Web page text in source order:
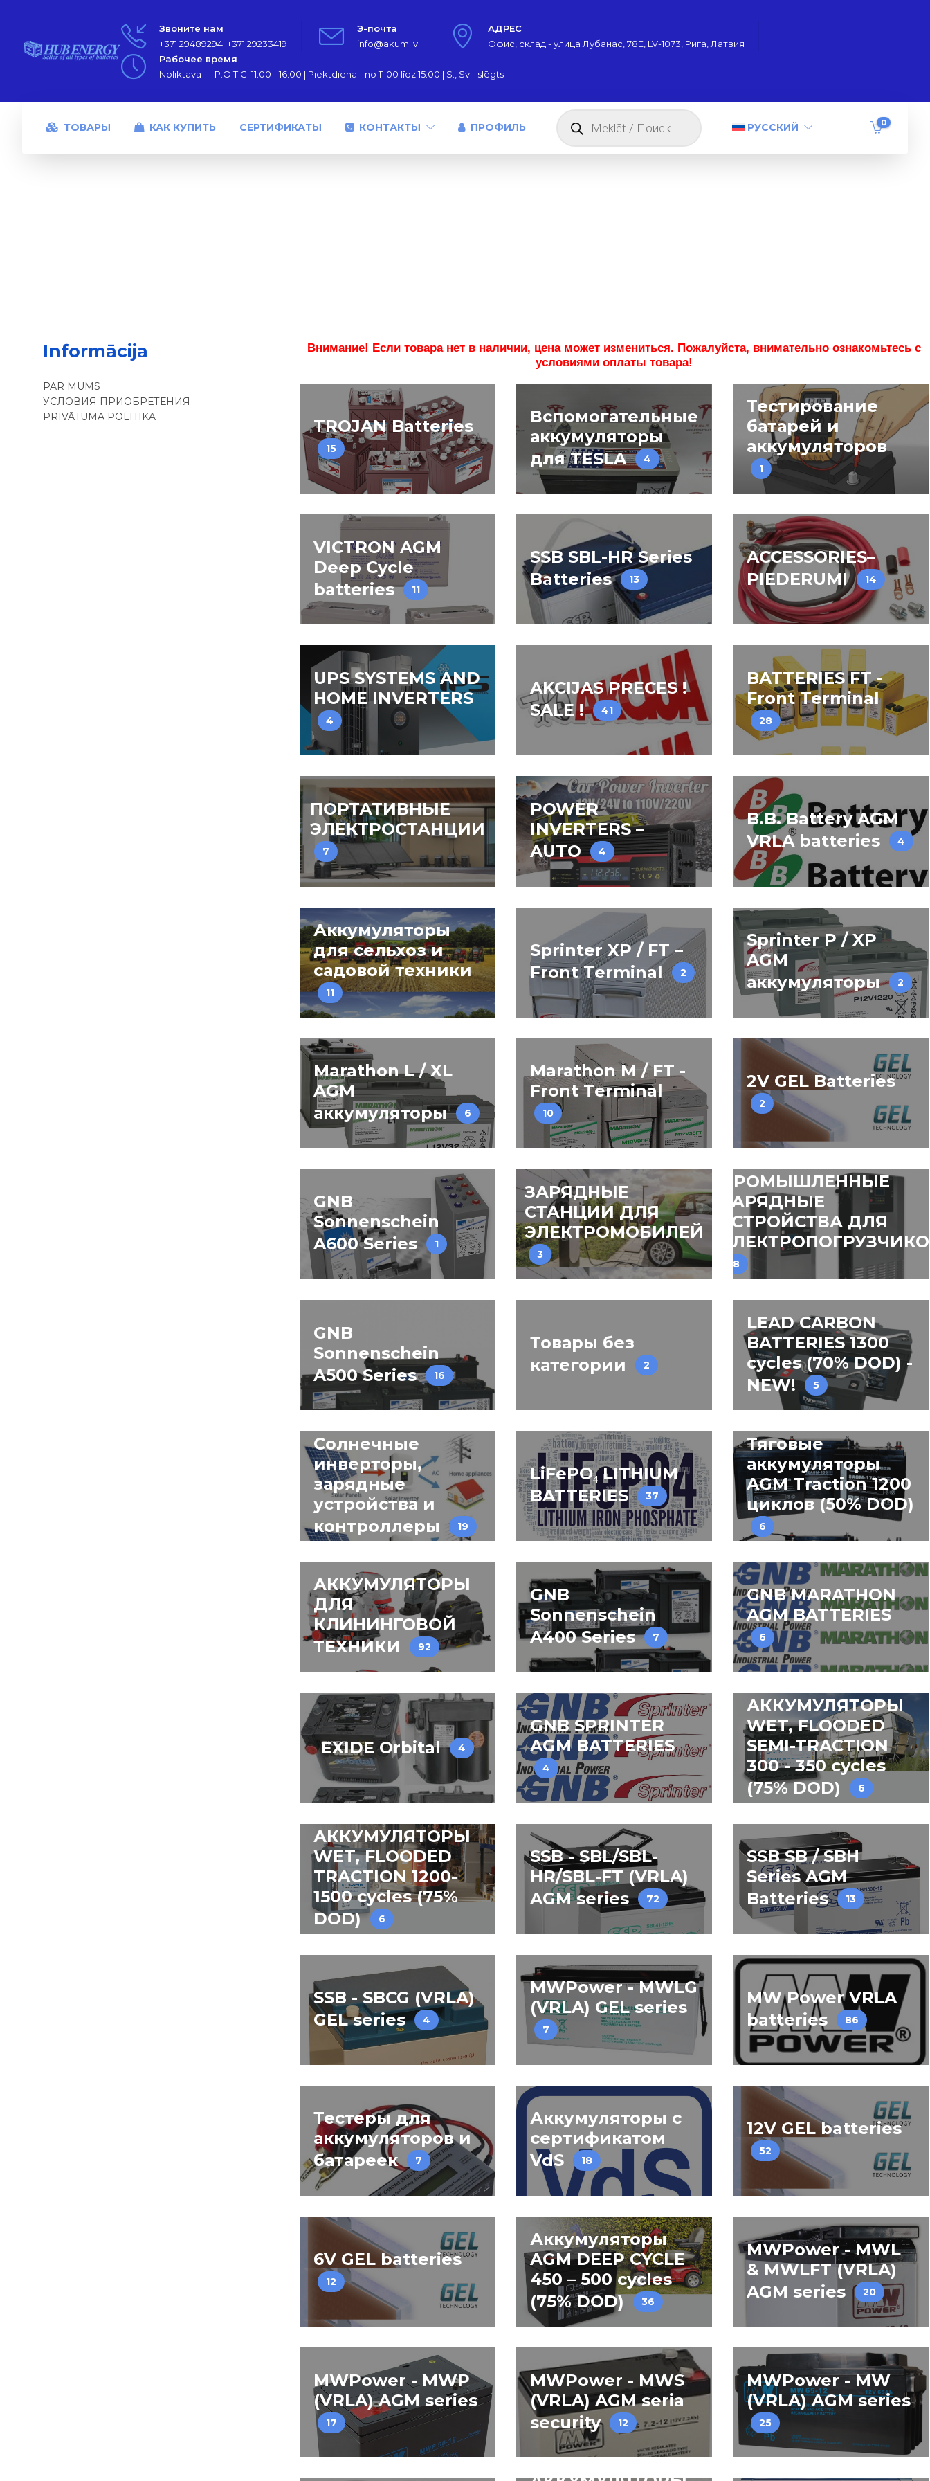
Звоните нам
+371 29489294; +371 29233419
Э-почта
info@akum.lv
АДРЕС
Офис, склад - улица Лубанас, 78Е, LV-1073, Рига, Латвия
Рабочее время
Noliktava — P.O.T.C. 11:00 - 16:00 | Piektdiena - no 11:00 līdz 15:00 | S., Sv - slēgts
ТОВАРЫ КАК КУПИТЬ СЕРТИФИКАТЫ КОНТАКТЫ ПРОФИЛЬ
Поиск
товаров РУССКИЙ 0
Внимание! Если товара нет в наличии, цена может измениться. Пожалуйста, внимательно ознакомьтесь с
условиями оплаты товара!
TROJAN Batteries
15
Вспомогательные
аккумуляторы
для TESLA
4
Тестирование
батарей и
аккумуляторов
1
VICTRON AGM
Deep Cycle
batteries
11
SSB SBL-HR Series
Batteries
13
ACCESSORIES–
PIEDERUMI
14
UPS SYSTEMS AND
HOME INVERTERS
4
AKCIJAS PRECES !
SALE !
41
BATTERIES FT -
Front Terminal
28
ПОРТАТИВНЫЕ
ЭЛЕКТРОСТАНЦИИ
7
POWER
INVERTERS –
AUTO
4
B.B. Battery AGM
VRLA batteries
4
Аккумуляторы
для сельхоз и
садовой техники
11
Sprinter XP / FT –
Front Terminal
2
Sprinter P / XP
AGM
аккумуляторы
2
Marathon L / XL
AGM
аккумуляторы
6
Marathon M / FT -
Front Terminal
10
2V GEL Batteries
2
GNB
Sonnenschein
A600 Series
1
ЗАРЯДНЫЕ
СТАНЦИИ ДЛЯ
ЭЛЕКТРОМОБИЛЕЙ
3
ПРОМЫШЛЕННЫЕ
ЗАРЯДНЫЕ
УСТРОЙСТВА ДЛЯ
8
GNB
Sonnenschein
A500 Series
16
Товары без
категории
2
LEAD CARBON
BATTERIES 1300
cycles (70% DOD) -
NEW!
5
Солнечные
инверторы,
зарядные
устройства и
контроллеры
19
LiFePO₄ LITHIUM
BATTERIES
37
Тяговые
аккумуляторы
AGM Traction 1200
циклов (50% DOD)
6
АККУМУЛЯТОРЫ
ДЛЯ
КЛИНИНГОВОЙ
ТЕХНИКИ
92
GNB
Sonnenschein
A400 Series
7
GNB MARATHON
AGM BATTERIES
6
EXIDE Orbital 4
GNB SPRINTER
AGM BATTERIES
4
АККУМУЛЯТОРЫ
WET, FLOODED
SEMI-TRACTION
300 - 350 cycles
(75% DOD)
6
АККУМУЛЯТОРЫ
WET, FLOODED
TRACTION 1200-
1500 cycles (75%
DOD)
6
SSB - SBL/SBL-
HR/SBL-FT (VRLA)
AGM series
72
SSB SB / SBH
Series AGM
Batteries
13
SSB - SBCG (VRLA)
GEL series
4
MWPower - MWLG
(VRLA) GEL series
7
MW Power VRLA
batteries
86
Тестеры для
аккумуляторов и
батареек
7
Аккумуляторы с
сертификатом
VdS
18
12V GEL batteries
52
6V GEL batteries
12
Аккумуляторы
AGM DEEP CYCLE
450 – 500 cycles
(75% DOD)
36
MWPower - MWL
& MWLFT (VRLA)
AGM series
20
MWPower - MWP
(VRLA) AGM series
17
MWPower - MWS
(VRLA) AGM seria
security
12
MWPower - MW
(VRLA) AGM series
25
Informācija
PAR MUMS
УСЛОВИЯ ПРИОБРЕТЕНИЯ
PRIVĀTUMA POLITIKA